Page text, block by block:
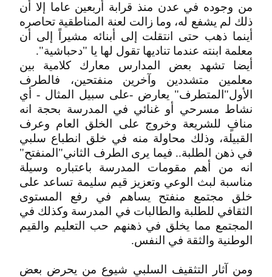
من وجوده في عدن منذ قرابة أربعين عاما إلا أن
ذلك لم يشفع له، وما زالت لعنة المناطقية تحاصره
أينما ذهب حتى انتقلت إلى أبنائه مشيراً إلى أن
معلمة ابنته عندما تناديها تقول لها يا "دحباشية".
أيضا تشهد بعض المدارس معارك كلامية بين
معلمين متشددين وآخرين منفتحين، فالطرف
الأول"المتطرف" يعارض -على سبيل المثال - أي
نشاط مسرحي أو غنائي في المدرسة بحجة انه
منافٍ للشريعة وخروج على الخلق العام وعرف
القبيلة، وذلك محاولة منه في خلق انطباع سلبي
في ذهن الطلبة.. فيما يرى الطرف الثاني"المنفتح"
انه من أهم مقومات المدرسة باعتباره وسيلة
مناسبة لبث الوعي وتعزيز قيم سليمة تساعد على
خلق مجتمع منفتح يساهم في رفع المستوى
الثقافي للطلبة والطالبات في المدرسة وكذلك في
المجتمع مما يخلق في ذهنهم حب التعليم والقيم
الوطنية والثقة في النفس.
ومن آثار التثقيف السلبي شيوع من يحرض بعض